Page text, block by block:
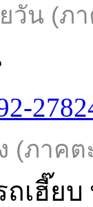
วัน (ภ
(ภาคต
เฮี๊ยบ